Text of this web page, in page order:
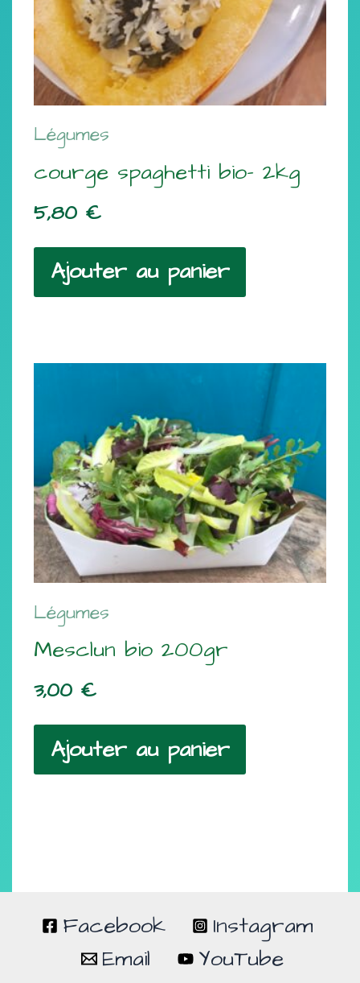
Légumes
courge spaghetti bio- 2kg
5,80 €
Ajouter au panier
Légumes
Mesclun bio 200gr
3,00 €
Ajouter au panier
Facebook
Instagram
Email
YouTube